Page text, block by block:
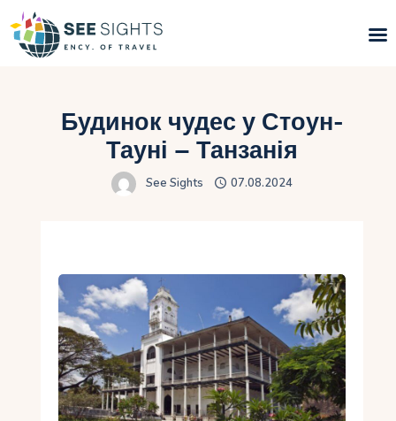
Гарячі тури
Типи Турів
Інфо
Блог
Контакти
Укр
Будинок чудес у Стоун-
Тауні – Танзанія
See Sights 07.08.2024